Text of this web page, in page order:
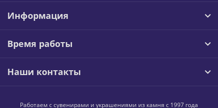
Информация
Время работы
Наши контакты
Работаем с сувенирами и украшениями из камня с 1997 года